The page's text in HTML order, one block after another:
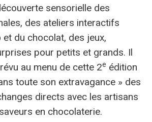
sensorielle des
des ateliers interactifs
du chocolat, des jeux,
pour petits et grands. Il
au menu de cette 2e édition
toute son extravagance » des
directs avec les artisans
en chocolaterie.